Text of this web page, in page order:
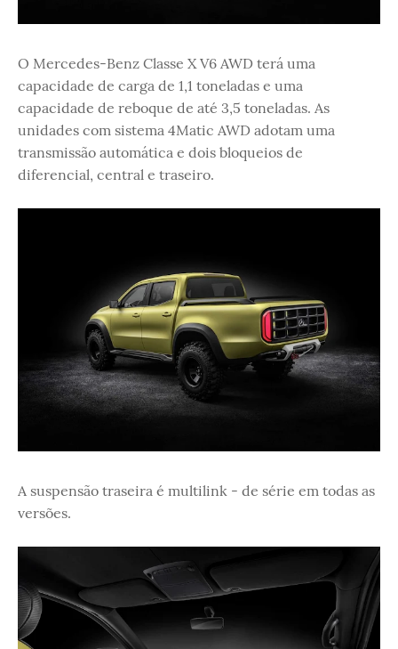
O Mercedes-Benz Classe X V6 AWD terá uma
capacidade de carga de 1,1 toneladas e uma
capacidade de reboque de até 3,5 toneladas. As
unidades com sistema 4Matic AWD adotam uma
transmissão automática e dois bloqueios de
diferencial, central e traseiro.
A suspensão traseira é multilink - de série em todas as
versões.